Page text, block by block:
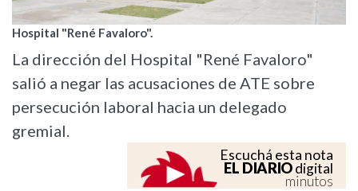
Hospital "René Favaloro".
La dirección del Hospital "René Favaloro"
salió a negar las acusaciones de ATE sobre
persecución laboral hacia un delegado
gremial.
Escuchá esta nota
EL DIARIOdigital
minutos